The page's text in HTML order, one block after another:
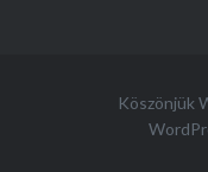
Köszönjük